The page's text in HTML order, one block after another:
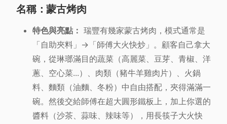
名稱：蒙古烤肉
特色與亮點： 瑞豐有幾家蒙古烤肉，模式通常是
「自助夾料」→「師傅大火快炒」。顧客自己拿大
碗，從琳瑯滿目的蔬菜（高麗菜、豆芽、青椒、洋
蔥、空心菜...）、肉類（豬牛羊雞肉片）、火鍋
料、麵類（油麵、冬粉）中自由搭配，夾得滿滿一
碗。然後交給師傅在超大圓形鐵板上，加上你選的
醬料（沙茶、蒜味、辣味等），用長筷子大火快